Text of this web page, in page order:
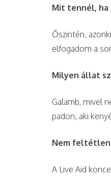
Mit tennél, ha
Őszintén,
elfogadom a
Milyen állat
Galamb, mivel
padon, aki
Nem
A Live Aid